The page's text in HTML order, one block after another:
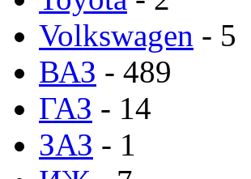
Volkswagen - 5
ВАЗ - 489
ГАЗ - 14
ЗАЗ - 1